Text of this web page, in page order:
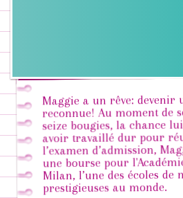
Maggie a un rêve: devenir
reconnue! Au moment de
seize bougies, la chance
avoir travaillé dur pour
l’examen d’admission,
une bourse pour
Milan, l’une des écoles de
prestigieuses au monde.